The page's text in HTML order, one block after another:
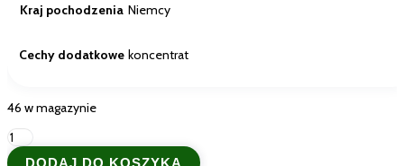
Kraj pochodzenia Niemcy
Cechy dodatkowe koncentrat
46 w magazynie
ilość
Vernel
DODAJ DO KOSZYKA